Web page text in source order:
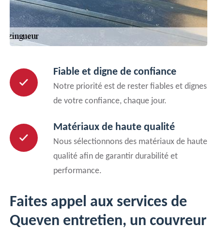
Fiable et digne de confiance
Notre priorité est de rester fiables et dignes
de votre confiance, chaque jour.
Matériaux de haute qualité
Nous sélectionnons des matériaux de haute
qualité afin de garantir durabilité et
performance.
Faites appel aux services de
Queven entretien, un couvreur